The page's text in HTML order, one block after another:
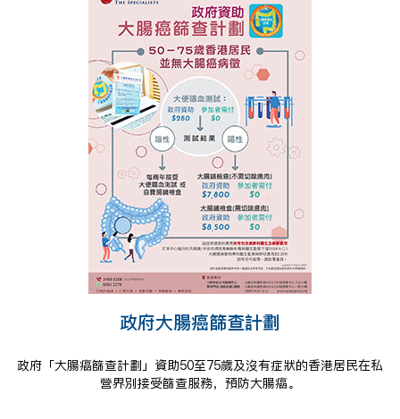
政府大腸癌篩查計劃
政府「大腸癌篩查計劃」資助50至75歲及沒有症狀的香港居民在私
營界別接受篩查服務，預防大腸癌。